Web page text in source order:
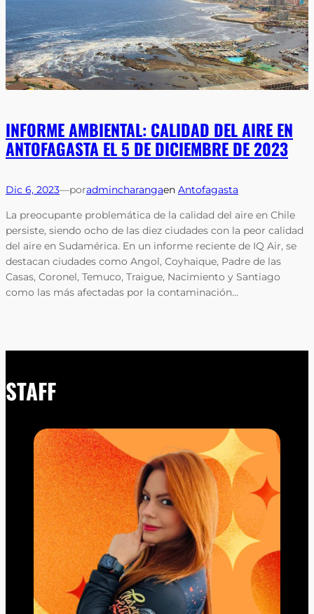
INFORME AMBIENTAL: CALIDAD DEL AIRE EN
ANTOFAGASTA EL 5 DE DICIEMBRE DE 2023
Dic 6, 2023—poradmincharangaen Antofagasta
La preocupante problemática de la calidad del aire en Chile
persiste, siendo ocho de las diez ciudades con la peor calidad
del aire en Sudamérica. En un informe reciente de IQ Air, se
destacan ciudades como Angol, Coyhaique, Padre de las
Casas, Coronel, Temuco, Traigue, Nacimiento y Santiago
como las más afectadas por la contaminación…
STAFF